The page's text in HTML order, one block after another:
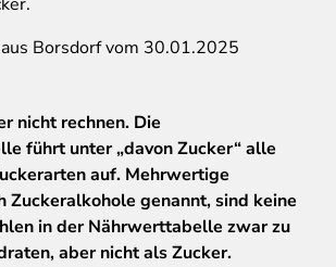
Borsdorf vom 30.01.2025
nicht rechnen. Die
führt unter „davon Zucker“ alle
auf. Mehrwertige
Zuckeralkohole genannt, sind keine
in der Nährwerttabelle zwar zu
aber nicht als Zucker.